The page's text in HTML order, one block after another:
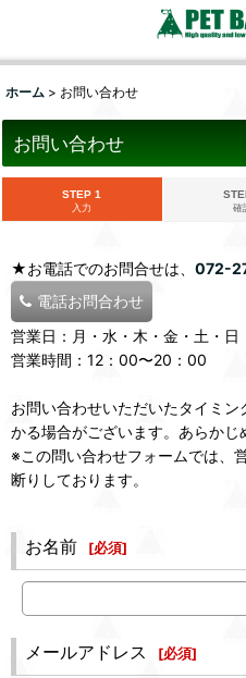
ホーム > お問い合わせ
お問い合わせ
STEP 1
入力
確
★お電話でのお問合せは、 072-
電話お問合わせ
営業日：月・水・木・金・土・
営業時間：12：00〜20：00
お問い合わせいただいたタイミ
かる場合がございます。あらかじ
※この問い合わせフォームでは、
断りしております。
お名前 [必須]
メールアドレス [必須]